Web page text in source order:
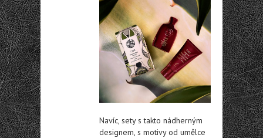
Navíc, sety s takto nádherným
designem, s motivy od umělce